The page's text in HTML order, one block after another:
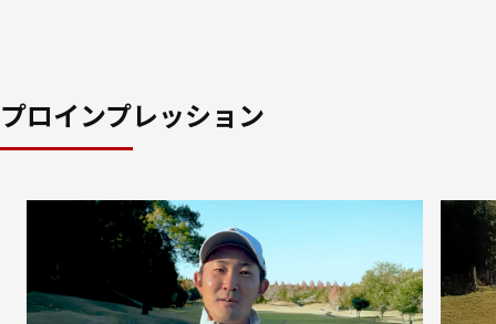
プロインプレッション